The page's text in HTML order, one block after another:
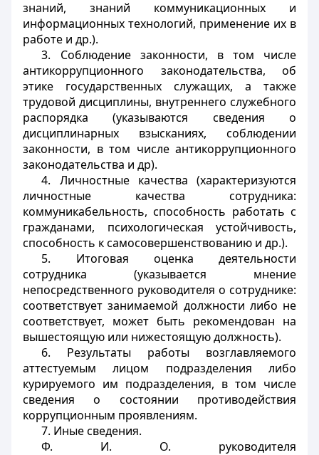
знаний, знаний коммуникационных и
информационных технологий, применение их в
работе и др.).
3. Соблюдение законности, в том числе
антикоррупционного законодательства, об
этике государственных служащих, а также
трудовой дисциплины, внутреннего служебного
распорядка (указываются сведения о
дисциплинарных взысканиях, соблюдении
законности, в том числе антикоррупционного
законодательства и др).
4. Личностные качества (характеризуются
личностные качества сотрудника:
коммуникабельность, способность работать с
гражданами, психологическая устойчивость,
способность к самосовершенствованию и др.).
5. Итоговая оценка деятельности
сотрудника (указывается мнение
непосредственного руководителя о сотруднике:
соответствует занимаемой должности либо не
соответствует, может быть рекомендован на
вышестоящую или нижестоящую должность).
6. Результаты работы возглавляемого
аттестуемым лицом подразделения либо
курируемого им подразделения, в том числе
сведения о состоянии противодействия
коррупционным проявлениям.
7. Иные сведения.
Ф. И. О. руководителя